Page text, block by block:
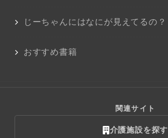
じーちゃんにはなにが見えてるの？
おすすめ書籍
関連サイト
介護施設を探す